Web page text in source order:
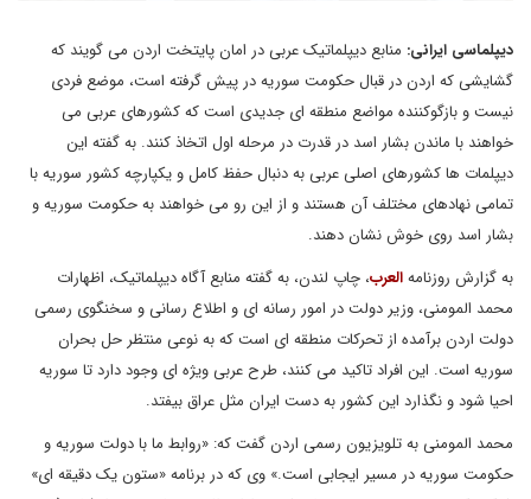
دیپلماسی ایرانی: منابع دیپلماتیک عربی در امان پایتخت اردن می گویند که
گشایشی که اردن در قبال حکومت سوریه در پیش گرفته است، موضع فردی
نیست و بازگوکننده مواضع منطقه ای جدیدی است که کشورهای عربی می
خواهند با ماندن بشار اسد در قدرت در مرحله اول اتخاذ کنند. به گفته این
دیپلمات ها کشورهای اصلی عربی به دنبال حفظ کامل و یکپارچه کشور سوریه با
تمامی نهادهای مختلف آن هستند و از این رو می خواهند به حکومت سوریه و
بشار اسد روی خوش نشان دهند.
به گزارش روزنامهالعرب، چاپ لندن، به گفته منابع آگاه دیپلماتیک، اظهارات
محمد المومنی، وزیر دولت در امور رسانه ای و اطلاع رسانی و سخنگوی رسمی
دولت اردن برآمده از تحرکات منطقه ای است که به نوعی منتظر حل بحران
سوریه است. این افراد تاکید می کنند، طرح عربی ویژه ای وجود دارد تا سوریه
احیا شود و نگذارد این کشور به دست ایران مثل عراق بیفتد.
محمد المومنی به تلویزیون رسمی اردن گفت که: «روابط ما با دولت سوریه و
حکومت سوریه در مسیر ایجابی است.» وی که در برنامه «ستون یک دقیقه ای»